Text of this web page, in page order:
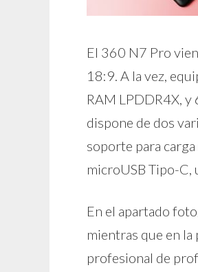
El 360 N7 Pro
18:9. A la vez,
RAM LPDDR4X,
dispone de dos
soporte para
microUSB Tipo-C,
En el apartado
mientras que en
profesional de